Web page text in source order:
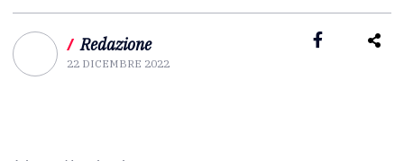
/ Redazione
22 DICEMBRE 2022